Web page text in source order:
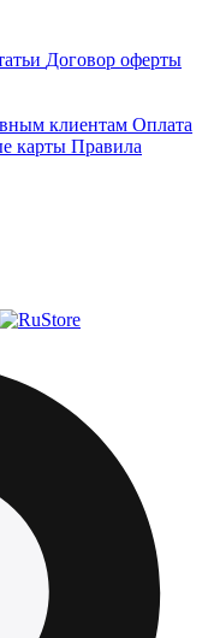
Договор оферты
клиентам Оплата
карты Правила